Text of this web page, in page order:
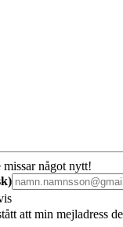
missar något nytt!
att min mejladress